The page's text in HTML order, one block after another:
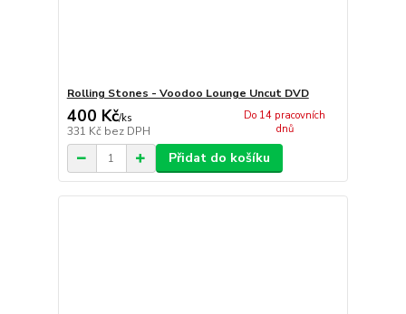
Rolling Stones - Voodoo Lounge Uncut DVD
400 Kč/ks
331 Kč bez DPH
Do 14 pracovních
dnů
Přidat do košíku